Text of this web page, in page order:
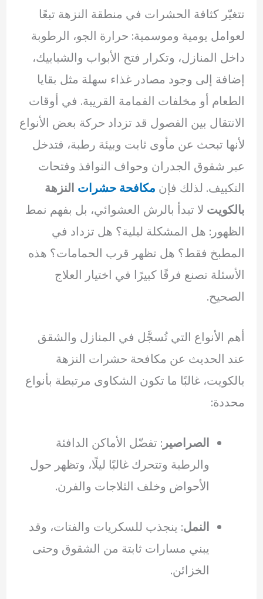
تتغيّر كثافة الحشرات في منطقة النزهة تبعًا
لعوامل يومية وموسمية: حرارة الجو، الرطوبة
داخل المنازل، وتكرار فتح الأبواب والشبابيك،
إضافة إلى وجود مصادر غذاء سهلة مثل بقايا
الطعام أو مخلفات القمامة القريبة. في أوقات
الانتقال بين الفصول قد تزداد حركة بعض الأنواع
لأنها تبحث عن مأوى ثابت وبيئة رطبة، فتدخل
عبر شقوق الجدران وحواف النوافذ وفتحات
التكييف. لذلك فإن مكافحة حشرات النزهة
بالكويت لا تبدأ بالرش العشوائي، بل بفهم نمط
الظهور: هل المشكلة ليلية؟ هل تزداد في
المطبخ فقط؟ هل تظهر قرب الحمامات؟ هذه
الأسئلة تصنع فرقًا كبيرًا في اختيار العلاج
الصحيح.
أهم الأنواع التي تُسجَّل في المنازل والشقق
عند الحديث عن مكافحة حشرات النزهة
بالكويت، غالبًا ما تكون الشكاوى مرتبطة بأنواع
محددة:
الصراصير : تفضّل الأماكن الدافئة
والرطبة وتتحرك غالبًا ليلًا، وتظهر حول
الأحواض وخلف الثلاجات والفرن.
النمل: ينجذب للسكريات والفتات، وقد
يبني مسارات ثابتة من الشقوق وحتى
الخزائن.